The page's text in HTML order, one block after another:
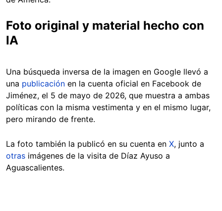
Foto original y material hecho con
IA
Una búsqueda inversa de la imagen en Google llevó a
una publicación en la cuenta oficial en Facebook de
Jiménez, el 5 de mayo de 2026, que muestra a ambas
políticas con la misma vestimenta y en el mismo lugar,
pero mirando de frente.
La foto también la publicó en su cuenta en X, junto a
otras imágenes de la visita de Díaz Ayuso a
Aguascalientes.